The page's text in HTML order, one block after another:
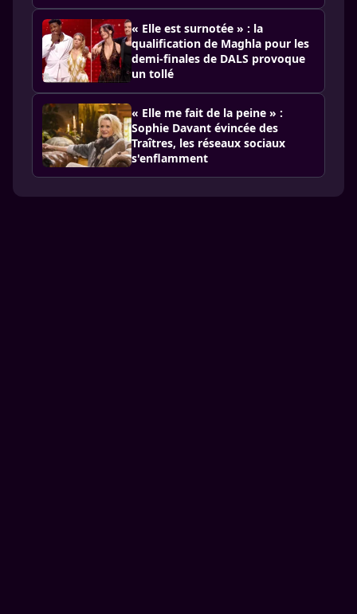
« Elle est surnotée » : la
qualification de Maghla pour les
demi-finales de DALS provoque
un tollé
« Elle me fait de la peine » :
Sophie Davant évincée des
Traîtres, les réseaux sociaux
s'enflamment